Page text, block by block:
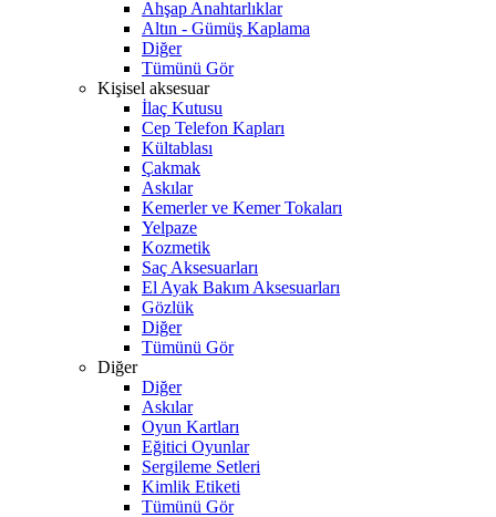
Ahşap Anahtarlıklar
Altın - Gümüş Kaplama
Diğer
Tümünü Gör
Kişisel aksesuar
İlaç Kutusu
Cep Telefon Kapları
Kültablası
Çakmak
Askılar
Kemerler ve Kemer Tokaları
Yelpaze
Kozmetik
Saç Aksesuarları
El Ayak Bakım Aksesuarları
Gözlük
Diğer
Tümünü Gör
Diğer
Diğer
Askılar
Oyun Kartları
Eğitici Oyunlar
Sergileme Setleri
Kimlik Etiketi
Tümünü Gör